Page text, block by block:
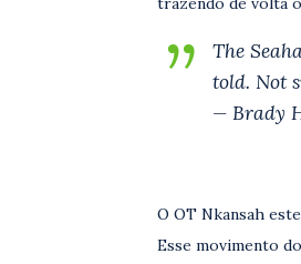
The
told. Not
— Brady
O OT Nkansah
Esse movimento